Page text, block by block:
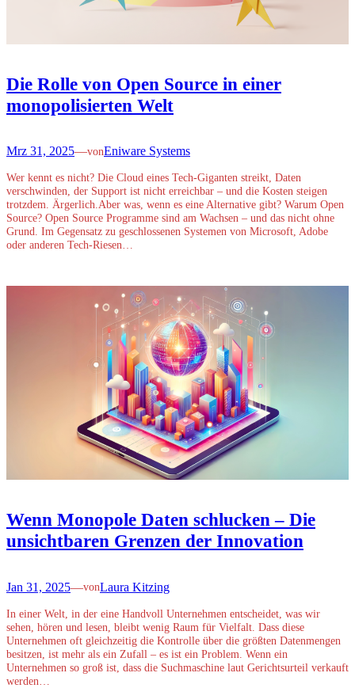
Die Rolle von Open Source in einer
monopolisierten Welt
Mrz 31, 2025—vonEniware Systems
Wer kennt es nicht? Die Cloud eines Tech-Giganten streikt, Daten
verschwinden, der Support ist nicht erreichbar – und die Kosten steigen
trotzdem. Ärgerlich.Aber was, wenn es eine Alternative gibt? Warum Open
Source? Open Source Programme sind am Wachsen – und das nicht ohne
Grund. Im Gegensatz zu geschlossenen Systemen von Microsoft, Adobe
oder anderen Tech-Riesen…
Wenn Monopole Daten schlucken – Die
unsichtbaren Grenzen der Innovation
Jan 31, 2025—vonLaura Kitzing
In einer Welt, in der eine Handvoll Unternehmen entscheidet, was wir
sehen, hören und lesen, bleibt wenig Raum für Vielfalt. Dass diese
Unternehmen oft gleichzeitig die Kontrolle über die größten Datenmengen
besitzen, ist mehr als ein Zufall – es ist ein Problem. Wenn ein
Unternehmen so groß ist, dass die Suchmaschine laut Gerichtsurteil verkauft
werden…